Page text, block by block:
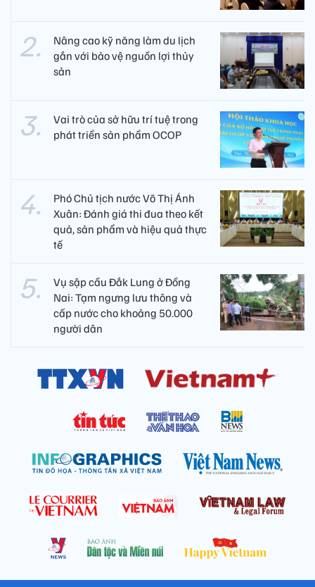
Nâng cao kỹ năng làm du lịch
gắn với bảo vệ nguồn lợi thủy
sản
Vai trò của sở hữu trí tuệ trong
phát triển sản phẩm OCOP
Phó Chủ tịch nước Võ Thị Ánh
Xuân: Đánh giá thi đua theo kết
quả, sản phẩm và hiệu quả thực
tế
Vụ sập cầu Đắk Lung ở Đồng
Nai: Tạm ngưng lưu thông và
cấp nước cho khoảng 50.000
người dân